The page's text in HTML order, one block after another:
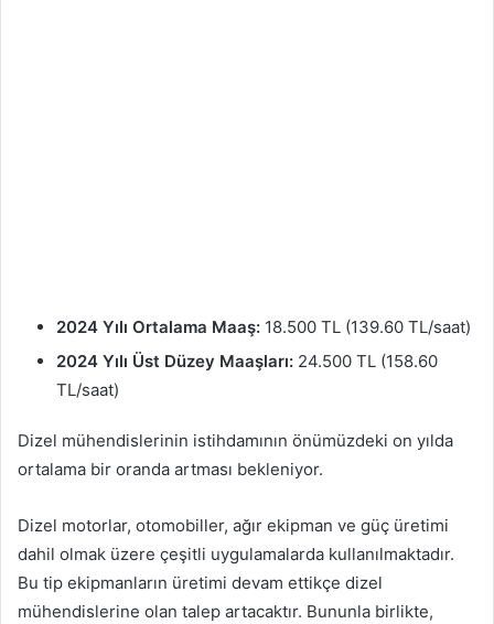
2024 Yılı Ortalama Maaş: 18.500 TL (139.60 TL/saat)
2024 Yılı Üst Düzey Maaşları: 24.500 TL (158.60
TL/saat)
Dizel mühendislerinin istihdamının önümüzdeki on yılda
ortalama bir oranda artması bekleniyor.
Dizel motorlar, otomobiller, ağır ekipman ve güç üretimi
dahil olmak üzere çeşitli uygulamalarda kullanılmaktadır.
Bu tip ekipmanların üretimi devam ettikçe dizel
mühendislerine olan talep artacaktır. Bununla birlikte,